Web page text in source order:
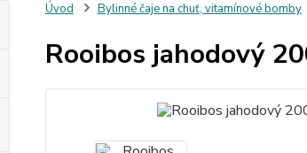
Úvod Bylinné čaje na chuť, vitamínové bomby
Rooibos jahodový